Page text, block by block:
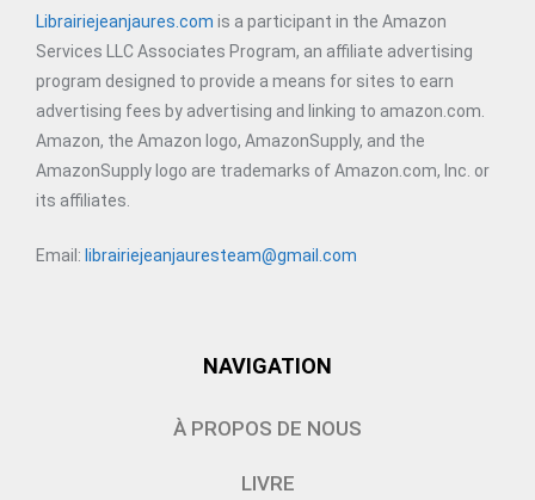
Librairiejeanjaures.com is a participant in the Amazon
Services LLC Associates Program, an affiliate advertising
program designed to provide a means for sites to earn
advertising fees by advertising and linking to amazon.com.
Amazon, the Amazon logo, AmazonSupply, and the
AmazonSupply logo are trademarks of Amazon.com, Inc. or
its affiliates.
Email: librairiejeanjauresteam@gmail.com
NAVIGATION
À PROPOS DE NOUS
LIVRE